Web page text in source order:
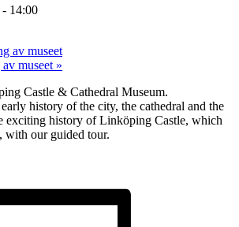
- 14:00
av museet
museet »
Castle & Cathedral Museum.
history of the city, the cathedral and the
exciting history of Linköping Castle, which
with our guided tour.